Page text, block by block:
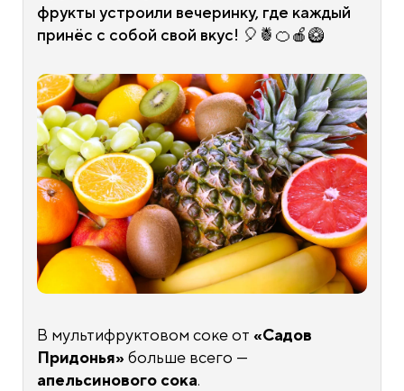
фрукты устроили вечеринку, где каждый
принёс с собой свой вкус! 🎈🍍🍊🍎🥝
В мультифруктовом соке от «Садов
Придонья» больше всего —
апельсинового сока.